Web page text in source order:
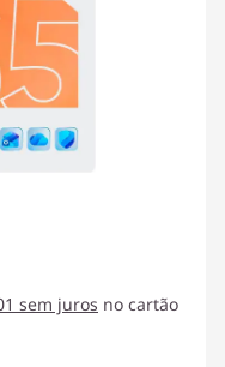
sem juros no cartão